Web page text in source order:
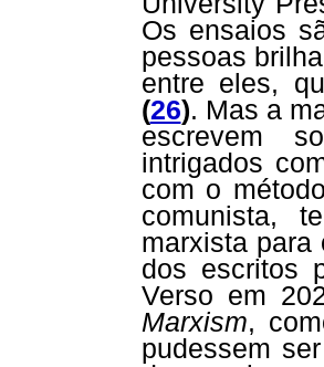
Os ensaios
pessoas
entre eles,
(26). Mas a
escrevem
intrigados
com o
comunista,
marxista para
dos escritos
Verso em
Marxism,
pudessem